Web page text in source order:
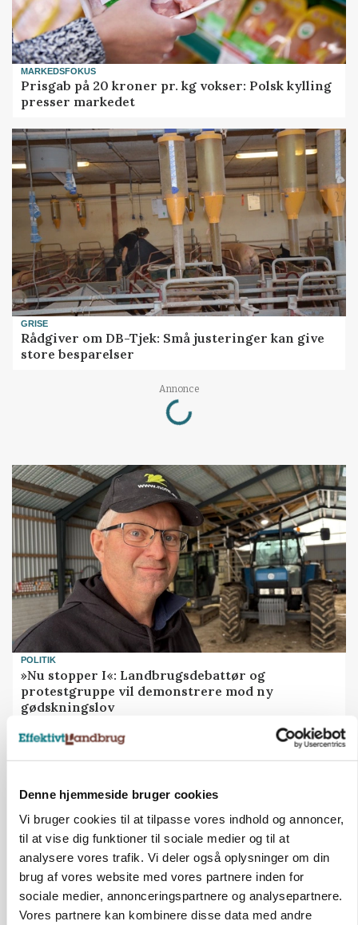
Denne hjemmeside bruger cookies
Vi bruger cookies til at tilpasse vores indhold og annoncer,
til at vise dig funktioner til sociale medier og til at
analysere vores trafik. Vi deler også oplysninger om din
brug af vores website med vores partnere inden for
sociale medier, annonceringspartnere og analysepartnere.
Vores partnere kan kombinere disse data med andre
MARKEDSFOKUS
Prisgab på 20 kroner pr. kg vokser: Polsk kylling
presser markedet
GRISE
Rådgiver om DB-Tjek: Små justeringer kan give
store besparelser
Annonce
Loading...
POLITIK
»Nu stopper I«: Landbrugsdebattør og
protestgruppe vil demonstrere mod ny
gødskningslov